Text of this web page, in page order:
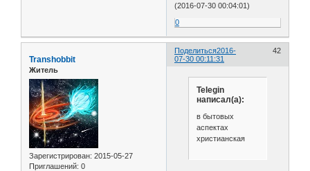
(2016-07-30 00:04:01)
0
Поделиться 42
2016-
07-30 00:11:31
Transhobbit
Житель
Зарегистрирован: 2015-05-27
Приглашений: 0
Telegin
написал(а):
в бытовых
аспектах
христианская